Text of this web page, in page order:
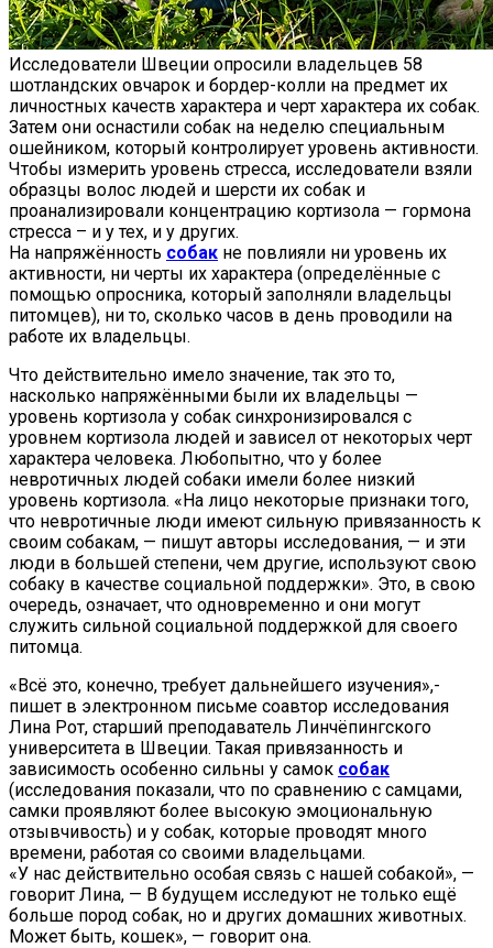
Исследователи Швеции опросили владельцев 58
шотландских овчарок и бордер-колли на предмет их
личностных качеств характера и черт характера их собак.
Затем они оснастили собак на неделю специальным
ошейником, который контролирует уровень активности.
Чтобы измерить уровень стресса, исследователи взяли
образцы волос людей и шерсти их собак и
проанализировали концентрацию кортизола — гормона
стресса – и у тех, и у других.
На напряжённость собак не повлияли ни уровень их
активности, ни черты их характера (определённые с
помощью опросника, который заполняли владельцы
питомцев), ни то, сколько часов в день проводили на
работе их владельцы.
Что действительно имело значение, так это то,
насколько напряжёнными были их владельцы —
уровень кортизола у собак синхронизировался с
уровнем кортизола людей и зависел от некоторых черт
характера человека. Любопытно, что у более
невротичных людей собаки имели более низкий
уровень кортизола. «На лицо некоторые признаки того,
что невротичные люди имеют сильную привязанность к
своим собакам, — пишут авторы исследования, — и эти
люди в большей степени, чем другие, используют свою
собаку в качестве социальной поддержки». Это, в свою
очередь, означает, что одновременно и они могут
служить сильной социальной поддержкой для своего
питомца.
«Всё это, конечно, требует дальнейшего изучения»,-
пишет в электронном письме соавтор исследования
Лина Рот, старший преподаватель Линчёпингского
университета в Швеции. Такая привязанность и
зависимость особенно сильны у самок собак
(исследования показали, что по сравнению с самцами,
самки проявляют более высокую эмоциональную
отзывчивость) и у собак, которые проводят много
времени, работая со своими владельцами.
«У нас действительно особая связь с нашей собакой», —
говорит Лина, — В будущем исследуют не только ещё
больше пород собак, но и других домашних животных.
Может быть, кошек», — говорит она.